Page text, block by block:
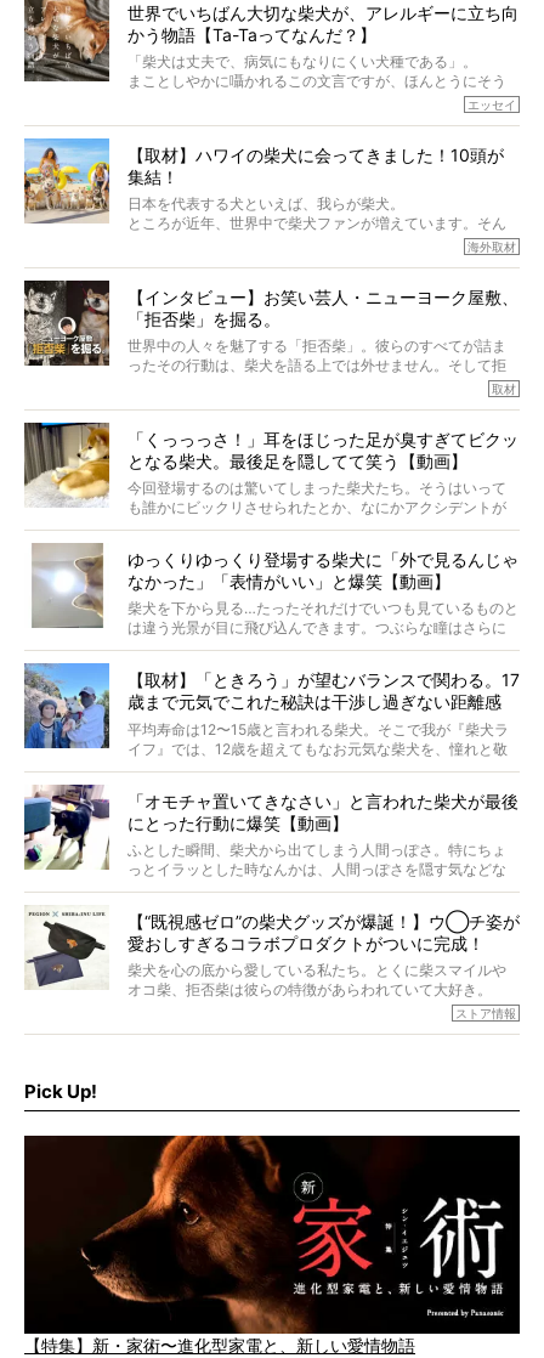
世界でいちばん大切な柴犬が、アレルギーに立ち向
かう物語【Ta-Taってなんだ？】
「柴犬は丈夫で、病気にもなりにくい犬種である」。
まことしやかに囁かれるこの文言ですが、ほんとうにそう
でも、いざそれぞれの個体を見ていくと、丈夫で病気にも
なりにくい、とは言えないような気もするのです。
実際に「病気にならない」などということはないし、飼い
主はそのためにやるべきことがある。
今回は、柴犬に関わる方たちすべてに読んで欲しい、ある
語でした。
※文章はご本人の了承を得て編集しています
※画像はすべてイメージです
※この記事は個人の感想であり、効果・効能を示すものではありません
エッセイ
【取材】ハワイの柴犬に会ってきました！10頭が
集結！
日本を代表する犬といえば、我らが柴犬。
ところが近年、世界中で柴犬ファンが増えています。そん
な中「柴犬ライフ」が目をつけたのは、南の楽園ハワイ。
そんな噂を聞きつけ、今回はハワイの柴犬たちを取材して
きました！
海外取材
【インタビュー】お笑い芸人・ニューヨーク屋敷、
「拒否柴」を掘る。
世界中の人々を魅了する「拒否柴」。彼らのすべてが詰ま
ったその行動は、柴犬を語る上では外せません。そして拒
否柴がここまで話題になるのは、“映える”ことも理由のひと
がるのでしょうか。
最近版画製作を始めた、お笑いコンビ「ニューヨーク」の
屋敷裕政さんに、拒否柴を掘っていただきました！ イン
タビューと合わせてご覧ください。
取材
「くっっっさ！」耳をほじった足が臭すぎてビクッ
となる柴犬。最後足を隠してて笑う【動画】
今回登場するのは驚いてしまった柴犬たち。そうはいって
も誰かにビックリさせられたとか、なにかアクシデントが
起きたとか、そういうことが原因ではありません。全ての
ゆっくりゆっくり登場する柴犬に「外で見るんじゃ
なかった」「表情がいい」と爆笑【動画】
柴犬を下から見る…たったそれだけでいつも見ているものと
は違う光景が目に飛び込んできます。つぶらな瞳はさらに
つぶらに見え、モフモフのお顔はさらにモフモフに見えま
【取材】「ときろう」が望むバランスで関わる。17
歳まで元気でこれた秘訣は干渉し過ぎない距離感
#38ときろう
平均寿命は12〜15歳と言われる柴犬。そこで我が『柴犬ラ
イフ』では、12歳を超えてもなお元気な柴犬を、憧れと敬
意を込めて“レジェンド柴”と呼んでいます。 この特集で
ォーカスし、その元気の秘訣や、老犬と暮らすうえで大切
だと思うことを、オーナーさんに語っていただきます。今
回登場してくれたのは、17歳のときろうくん。小さい頃か
ら食が細かったため、何でも食べさせてきたということで
「オモチャ置いてきなさい」と言われた柴犬が最後
にとった行動に爆笑【動画】
ふとした瞬間、柴犬から出てしまう人間っぽさ。特にちょ
っとイラッとした時なんかは、人間っぽさを隠す気などな
いように見えます。もしかして本当の本当は、中身は人間
【“既視感ゼロ”の柴犬グッズが爆誕！】ウ◯チ姿が
愛おしすぎるコラボプロダクトがついに完成！
柴犬を心の底から愛している私たち。とくに柴スマイルや
オコ柴、拒否柴は彼らの特徴があらわれていて大好き。
でもちょっと待て…もうひとつ、忘れてはならない愛おしい
ストア情報
Pick Up!
【特集】新・家術〜進化型家電と、新しい愛情物語